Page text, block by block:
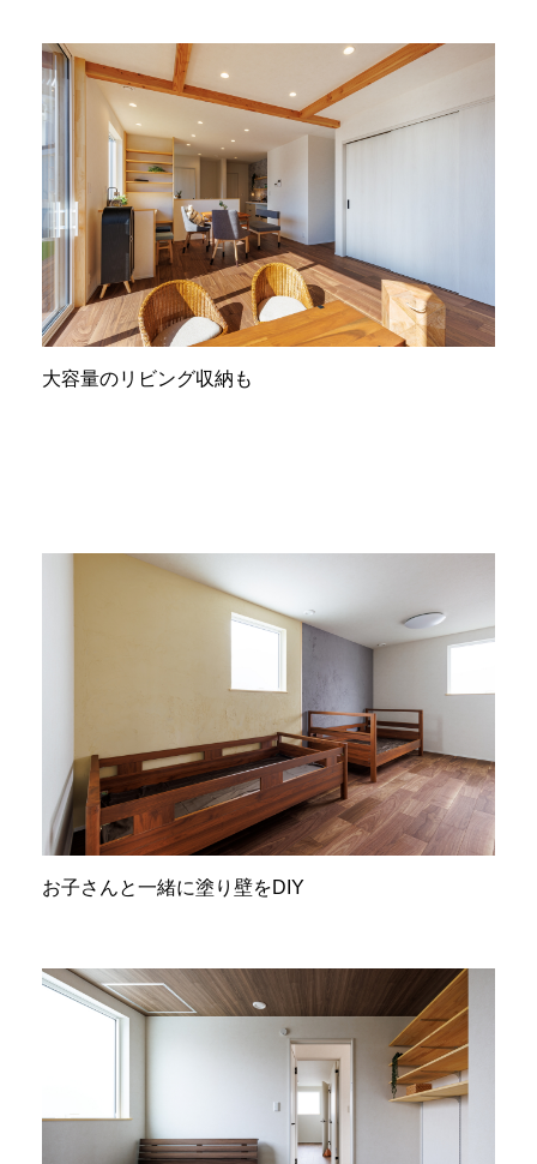
大容量のリビング収納も
お子さんと一緒に塗り壁をDIY